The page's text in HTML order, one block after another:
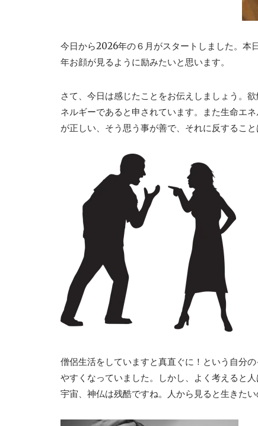
今日から2026年の６月がスタートしました。本
年お顔が見るように励みたいと思います。
さて、今日は感じたことをお伝えしましょう。
ネルギーであると申されています。また生命エ
が正しい、そう思う事が善で、それに反するこ
僧侶生活をしていますと真直ぐに！という自分
やすくなっていました。しかし、よく考えると
宇宙、神仏は残酷ですね。人から見ると生きた